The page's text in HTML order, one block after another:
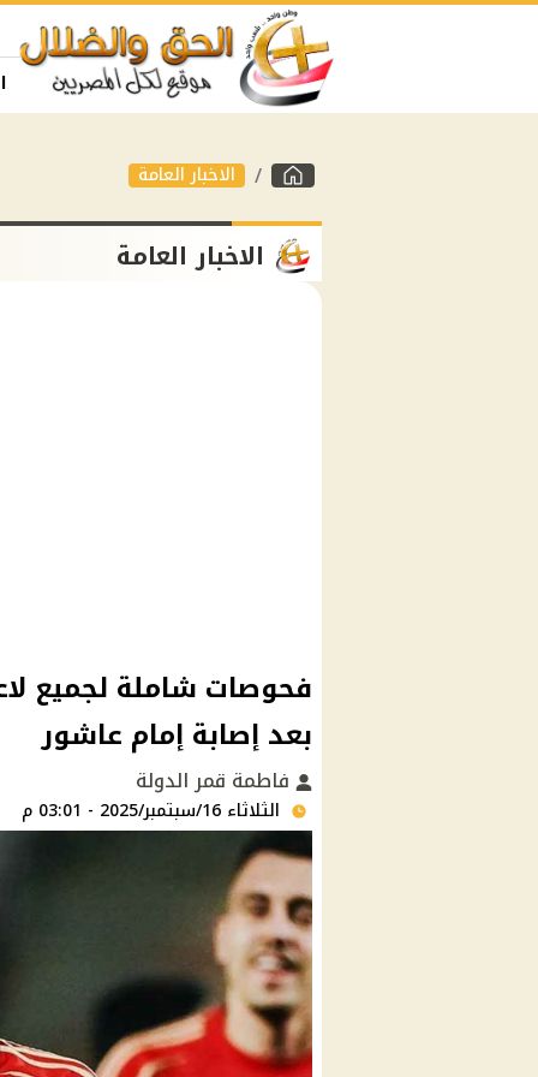
الاخبار العامة
الاخبار العامة
فحوصات شاملة لجميع
بعد إصابة إمام عاشور
فاطمة قمر الدولة
الثلاثاء 16/سبتمبر/2025 - 03:01 م